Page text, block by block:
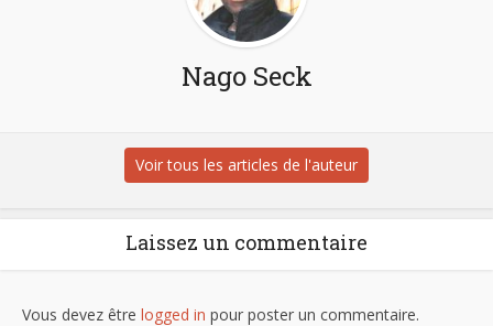
Nago Seck
Voir tous les articles de l'auteur
Laissez un commentaire
Vous devez être logged in pour poster un commentaire.